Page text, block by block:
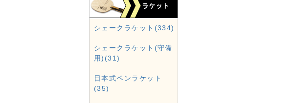
シェークラケット(334)
シェークラケット(守備
用)(31)
日本式ペンラケット
(35)